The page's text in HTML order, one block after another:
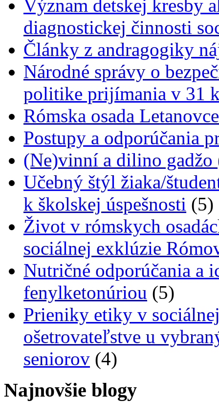
Význam detskej kresby
diagnostickej činnosti
Články z andragogiky
Národné správy o
politike prijímania v 31
Rómska osada
Postupy a odporúčania
(Ne)vinní a dilino gadžo
Učebný štýl žiaka/
k školskej úspešnosti (5)
Život v rómskych
sociálnej exklúzie
Nutričné odporúčania a
fenylketonúriou (5)
Prieniky etiky v
ošetrovateľstve u
seniorov (4)
Najnovšie blogy